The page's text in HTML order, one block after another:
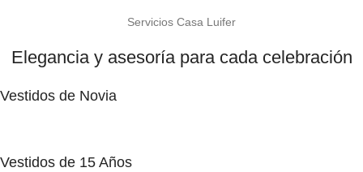
Servicios Casa Luifer
Elegancia y asesoría para cada celebración
Vestidos de Novia
Vestidos de 15 Años